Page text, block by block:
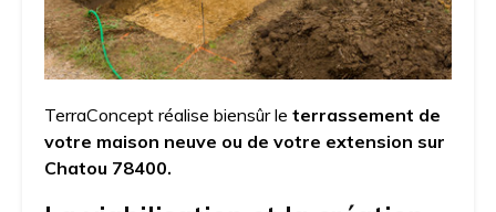
TerraConcept réalise biensûr le terrassement de
votre maison neuve ou de votre extension sur
Chatou 78400.